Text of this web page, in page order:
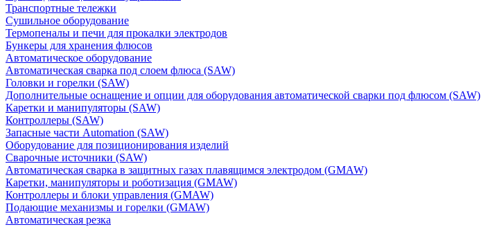
Транспортные тележки
Сушильное оборудование
Термопеналы и печи для прокалки электродов
Бункеры для хранения флюсов
Автоматическое оборудование
Автоматическая сварка под слоем флюса (SAW)
Головки и горелки (SAW)
Дополнительные оснащение и опции для оборудования автоматической сварки под флюсом (SAW)
Каретки и манипуляторы (SAW)
Контроллеры (SAW)
Запасные части Automation (SAW)
Оборудование для позиционирования изделий
Сварочные источники (SAW)
Автоматическая сварка в защитных газах плавящимся электродом (GMAW)
Каретки, манипуляторы и роботизация (GMAW)
Контроллеры и блоки управления (GMAW)
Подающие механизмы и горелки (GMAW)
Автоматическая резка